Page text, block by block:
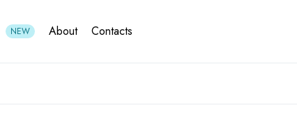
NEW About Contacts